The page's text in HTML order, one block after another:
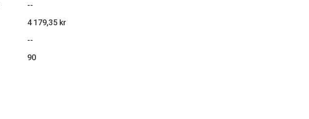
--
4 179,35 kr
--
90